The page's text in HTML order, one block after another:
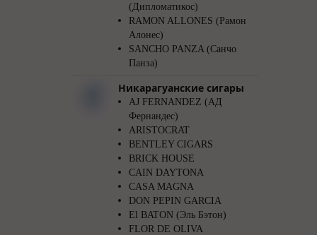
(Дипломатикос)
RAMON ALLONES (Рамон
Алонес)
SANCHO PANZA (Санчо
Панза)
Никарагуанские сигары
AJ FERNANDEZ (АД
Фернандес)
ARISTOCRAT
BENTLEY CIGARS
BRICK HOUSE
CAIN DAYTONA
CASA MAGNA
DON PEPIN GARCIA
El BATON (Эль Бэтон)
FLOR DE OLIVA